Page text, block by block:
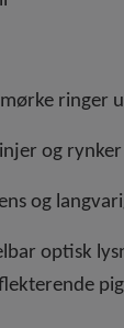
mørke ringer
og rynker
og
optisk